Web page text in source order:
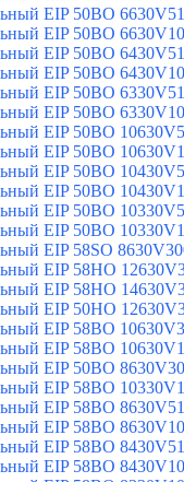
EIP 50BO
EIP 50BO
EIP 50BO
EIP 50BO
EIP 50BO
EIP 50BO
EIP 50BO
EIP 50BO
EIP 50BO
EIP 50BO
EIP 50BO
EIP 50BO
EIP 58SO
EIP 58HO
EIP 58HO
EIP 50HO
EIP 58BO
EIP 58BO
EIP 50BO
EIP 58BO
EIP 58BO
EIP 58BO
EIP 58BO
EIP 58BO